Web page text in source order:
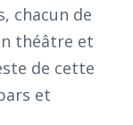
chacun de
théâtre et
de cette
et